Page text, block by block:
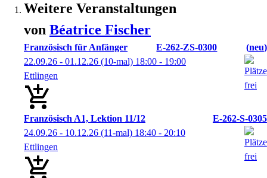
Weitere Veranstaltungen
von Béatrice Fischer
Französisch für Anfänger E-262-ZS-0300
neu
22.09.26 - 01.12.26 (10-mal) 18:00 - 19:00
Ettlingen
Französisch A1, Lektion 11/12
E-262-S-0305
24.09.26 - 10.12.26 (11-mal) 18:40 - 20:10
Ettlingen